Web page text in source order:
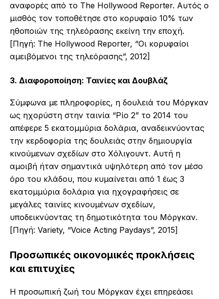
αναφορές από το The Hollywood Reporter. Αυτός ο
μισθός τον τοποθέτησε στο κορυφαίο 10% των
ηθοποιών της τηλεόρασης εκείνη την εποχή.
[Πηγή: The Hollywood Reporter, “Οι κορυφαίοι
αμειβόμενοι της τηλεόρασης”, 2012]
3. Διαφοροποίηση: Ταινίες και Δουβλάζ
Σύμφωνα με πληροφορίες, η δουλειά του Μόργκαν
ως ηχορύστη στην ταινία “Ρίο 2” το 2014 του
απέφερε 5 εκατομμύρια δολάρια, αναδεικνύοντας
την κερδοφορία της δουλειάς στην δημιουργία
κινούμενων σχεδίων στο Χόλιγουντ. Αυτή η
αμοιβή ήταν σημαντικά υψηλότερη από τον μέσο
όρο του κλάδου, που κυμαίνεται από 1 έως 3
εκατομμύρια δολάρια για ηχογραφήσεις σε
μεγάλες ταινίες κινουμένων σχεδίων,
υποδεικνύοντας τη δημοτικότητα του Μόργκαν.
[Πηγή: Variety, “Voice Acting Paydays”, 2015]
Προσωπικές οικονομικές προκλήσεις
και επιτυχίες
Η προσωπική ζωή του Μόργκαν έχει επηρεάσει